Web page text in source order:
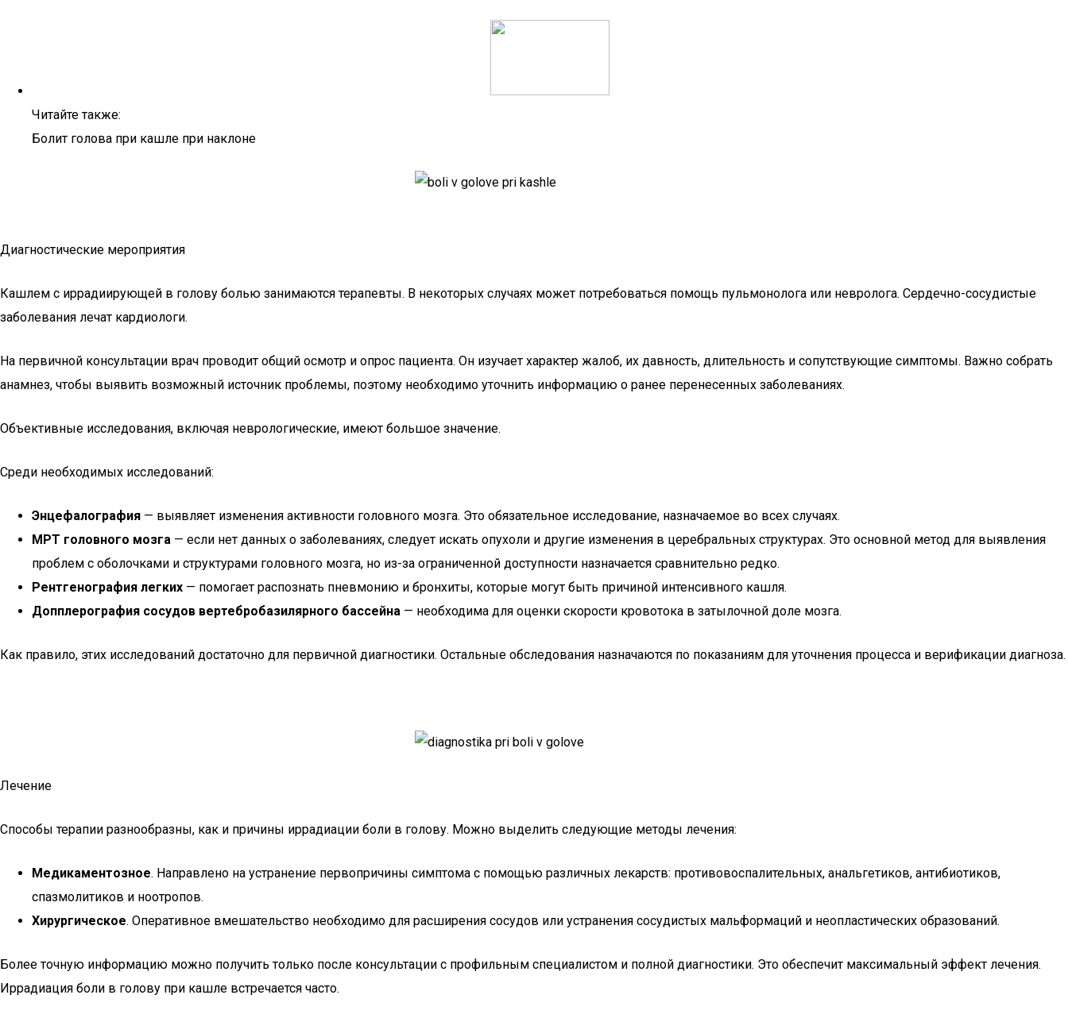
Читайте также:
Болит голова при кашле при наклоне
Диагностические мероприятия
Кашлем с иррадиирующей в голову болью занимаются терапевты. В некоторых случаях может потребоваться помощь пульмонолога или невролога. Сердечно-сосудистые
заболевания лечат кардиологи.
На первичной консультации врач проводит общий осмотр и опрос пациента. Он изучает характер жалоб, их давность, длительность и сопутствующие симптомы. Важно собрать
анамнез, чтобы выявить возможный источник проблемы, поэтому необходимо уточнить информацию о ранее перенесенных заболеваниях.
Объективные исследования, включая неврологические, имеют большое значение.
Среди необходимых исследований:
Энцефалография — выявляет изменения активности головного мозга. Это обязательное исследование, назначаемое во всех случаях.
МРТ головного мозга — если нет данных о заболеваниях, следует искать опухоли и другие изменения в церебральных структурах. Это основной метод для выявления
проблем с оболочками и структурами головного мозга, но из-за ограниченной доступности назначается сравнительно редко.
Рентгенография легких — помогает распознать пневмонию и бронхиты, которые могут быть причиной интенсивного кашля.
Допплерография сосудов вертебробазилярного бассейна — необходима для оценки скорости кровотока в затылочной доле мозга.
Как правило, этих исследований достаточно для первичной диагностики. Остальные обследования назначаются по показаниям для уточнения процесса и верификации диагноза.
Лечение
Способы терапии разнообразны, как и причины иррадиации боли в голову. Можно выделить следующие методы лечения:
Медикаментозное. Направлено на устранение первопричины симптома с помощью различных лекарств: противовоспалительных, анальгетиков, антибиотиков,
спазмолитиков и ноотропов.
Хирургическое. Оперативное вмешательство необходимо для расширения сосудов или устранения сосудистых мальформаций и неопластических образований.
Более точную информацию можно получить только после консультации с профильным специалистом и полной диагностики. Это обеспечит максимальный эффект лечения.
Иррадиация боли в голову при кашле встречается часто.